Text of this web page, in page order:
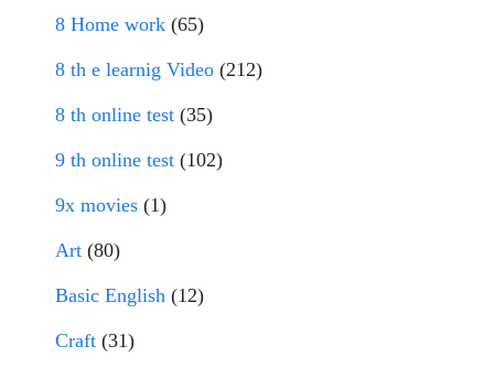
8 Home work (65)
8 th e learnig Video (212)
8 th online test (35)
9 th online test (102)
9x movies (1)
Art (80)
Basic English (12)
Craft (31)